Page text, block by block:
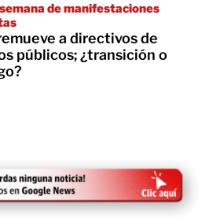
de manifestaciones
a directivos de
públicos; ¿transición o